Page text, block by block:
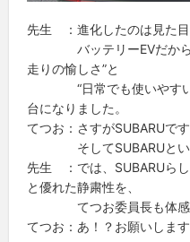
先生 ：進化したのは見た目
バッテリーEVだからこ
走りの愉しさ”と
“日常でも使いやすい航
台になりました。
てつお：さすがSUBARUです
そしてSUBARUといえ
先生 ：では、SUBARUら
と優れた静粛性を、
てつお委員長も体感し
てつお：あ！？お願いします